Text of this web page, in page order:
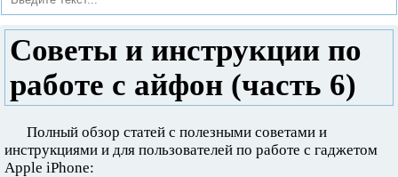
Советы и инструкции по
работе с айфон (часть 6)
Полный обзор статей с полезными советами и
инструкциями и для пользователей по работе с гаджетом
Apple iPhone: